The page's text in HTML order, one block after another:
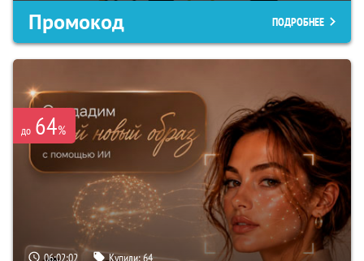
Промокод ПОДРОБНЕЕ
до 64%
06:02:01 Купили:64